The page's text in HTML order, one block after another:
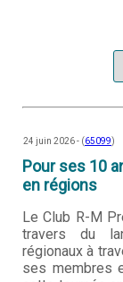
24 juin 2026 - (65099)
Pour ses 10
en régions
Le Club R-M
travers du
régionaux à
ses membres